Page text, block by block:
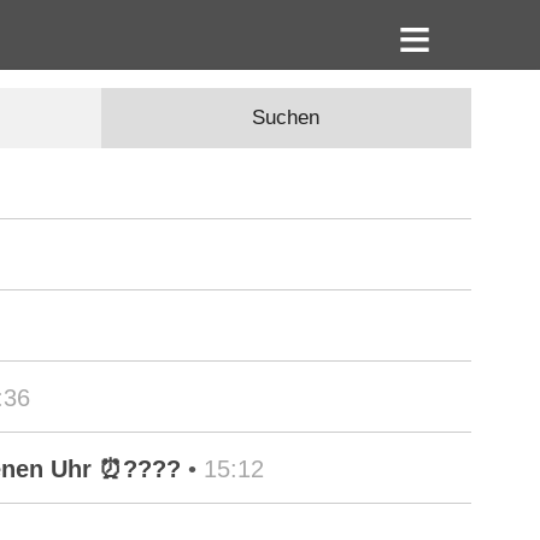
Suchen
Uhr ⏰???? • 15:12